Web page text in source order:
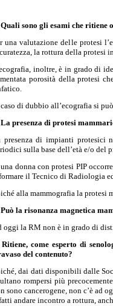
Quali sono gli esami che ritiene
una valutazione delle protesi
la rottura della protesi
inoltre, è in grado di
porosità della protesi
di dubbio all’ecografia si
presenza di protesi
presenza di impianti protesici
sulla base dell’età e/o del
donna con protesi PIP
il Tecnico di Radiologia
alla mammografia la protesi
la risonanza magnetica
oggi la RM non è in grado di
Ritiene, come esperto di
del contenuto?
dai dati disponibili dalle
rompersi più
sono cancerogene, non c’è ad
andare incontro a rottura,